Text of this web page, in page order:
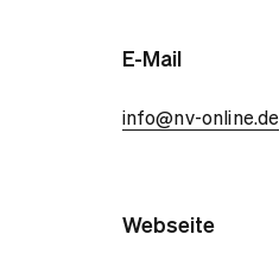
E-Mail
info@nv-online.de
Webseite